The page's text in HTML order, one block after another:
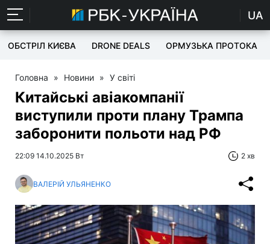
UA
ОБСТРІЛ КИЄВА DRONE DEALS ОРМУЗЬКА ПРОТОКА
Головна » Новини » У світі
Китайські авіакомпанії
виступили проти плану Трампа
заборонити польоти над РФ
22:09 14.10.2025 Вт 2 хв
ВАЛЕРІЙ УЛЬЯНЕНКО